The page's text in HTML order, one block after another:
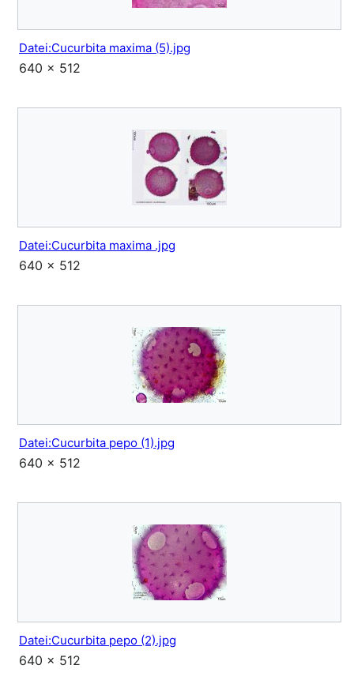
Datei:Cucurbita maxima (5).jpg
640 × 512
Datei:Cucurbita maxima .jpg
640 × 512
Datei:Cucurbita pepo (1).jpg
640 × 512
Datei:Cucurbita pepo (2).jpg
640 × 512